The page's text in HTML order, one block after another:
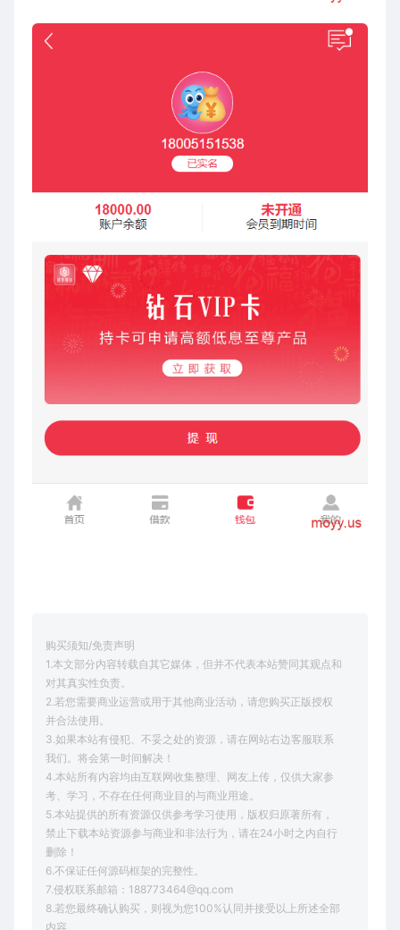
购买须知/免责声明
1.本文部分内容转载自其它媒体，但并不代表本站赞同其观点和
对其真实性负责。
2.若您需要商业运营或用于其他商业活动，请您购买正版授权
并合法使用。
3.如果本站有侵犯、不妥之处的资源，请在网站右边客服联系
我们。将会第一时间解决！
4.本站所有内容均由互联网收集整理、网友上传，仅供大家参
考、学习，不存在任何商业目的与商业用途。
5.本站提供的所有资源仅供参考学习使用，版权归原著所有，
禁止下载本站资源参与商业和非法行为，请在24小时之内自行
删除！
6.不保证任何源码框架的完整性。
7.侵权联系邮箱：188773464@qq.com
8.若您最终确认购买，则视为您100%认同并接受以上所述全部
内容。